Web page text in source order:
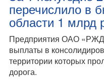
перечислило в
области 1 млрд
Предприятия ОАО
выплаты в
территории которых
дорога.